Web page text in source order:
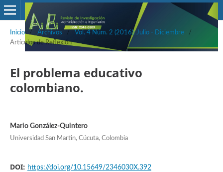
Inicio / Archivos / Vol. 4 Núm. 2 (2016): Julio - Diciembre
/
Artículos de Reflexión
El problema educativo
colombiano.
Mario González-Quintero
Universidad San Martin, Cúcuta, Colombia
DOI: https://doi.org/10.15649/2346030X.392